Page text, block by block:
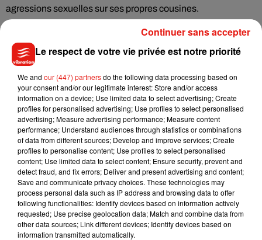
agressions sexuelles sur ses propres cousines.
Musique
Julien Lieb s’essaye à la vie de chatelain
dans son nouveau clip
7 août 2026
Madonna sort enfin le remix de « Love
Sensation » avec Kylie Minogue
Le respect de votre vie privée est notre priorité
We and our (447) partnersdo the following data processing based on
your consent and/or our legitimate interest: Store and/or access
information on a device; Use limited data to select advertising; Create
profiles for personalised advertising; Use profiles to select personalised
advertising; Measure advertising performance; Measure content
performance; Understand audiences through statistics or combinations
of data from different sources; Develop and improve services; Create
profiles to personalise content; Use profiles to select personalised
content; Use limited data to select content; Ensure security, prevent and
detect fraud, and fix errors; Deliver and present advertising and content;
Save and communicate privacy choices. These technologies may
process personal data such as IP address and browsing data to offer
following functionalities: Identify devices based on information actively
requested; Use precise geolocation data; Match and combine data from
other data sources; Link different devices; Identify devices based on
information transmitted automatically.
Continuer sans accepter